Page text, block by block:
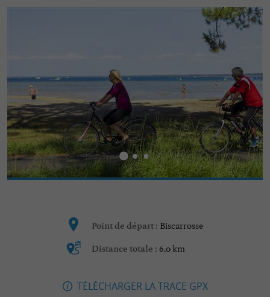
Point de départ : Biscarrosse
Distance totale : 6,0 km
TÉLÉCHARGER LA TRACE GPX